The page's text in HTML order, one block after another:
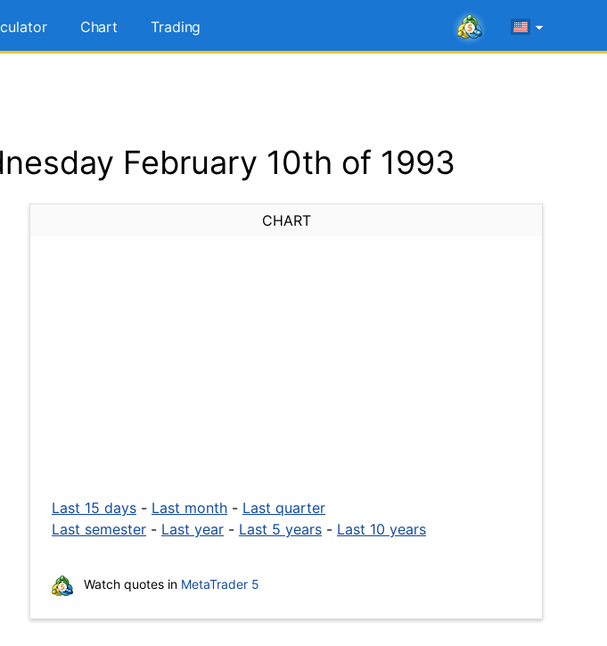
Chart Trading
February 10th of 1993
CHART
Last 15 days - Last month - Last quarter
Last semester - Last year - Last 5 years - Last 10 years
Watch quotes in MetaTrader 5